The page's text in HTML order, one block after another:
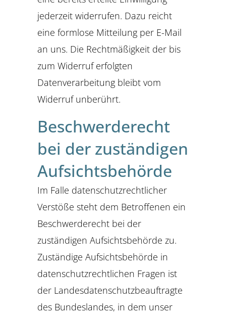
jederzeit widerrufen. Dazu reicht
eine formlose Mitteilung per E-Mail
an uns. Die Rechtmäßigkeit der bis
zum Widerruf erfolgten
Datenverarbeitung bleibt vom
Widerruf unberührt.
Beschwerderecht
bei der zuständigen
Aufsichtsbehörde
Im Falle datenschutzrechtlicher
Verstöße steht dem Betroffenen ein
Beschwerderecht bei der
zuständigen Aufsichtsbehörde zu.
Zuständige Aufsichtsbehörde in
datenschutzrechtlichen Fragen ist
der Landesdatenschutzbeauftragte
des Bundeslandes, in dem unser